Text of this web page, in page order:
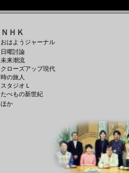
ＮＨＫ
おはようジャーナル
日曜討論
未来潮流
クローズアップ現代
時の旅人
スタジオＬ
たべもの新世紀
ほか